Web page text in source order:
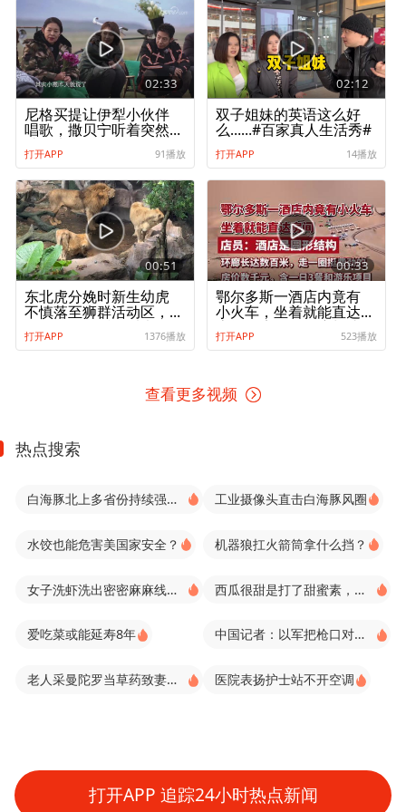
02:33
尼格买提让伊犁小伙伴
唱歌，撒贝宁听着突然
站起来，吓坏众人
打开APP 91播放
02:12
双子姐妹的英语这么好
么……#百家真人生活秀#
打开APP 14播放
00:51
东北虎分娩时新生幼虎
不慎落至狮群活动区，
母狮温柔舔舐照看虎
崽，园方回应
打开APP 1376播放
00:33
鄂尔多斯一酒店内竟有
小火车，坐着就能直达
房间！店员：环廊长达
数百米，走一圈挺费劲
打开APP 523播放
查看更多视频
热点搜索
白海豚北上多省份持续强降雨 工业摄像头直击白海豚风圈
水饺也能危害美国家安全？ 机器狼扛火箭筒拿什么挡？
女子洗虾洗出密密麻麻线状虫子 西瓜很甜是打了甜蜜素，不能吃？
爱吃菜或能延寿8年 中国记者：以军把枪口对准我
老人采曼陀罗当草药致妻子进ICU 医院表扬护士站不开空调
打开APP 追踪24小时热点新闻